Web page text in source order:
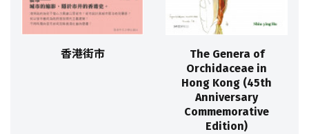
香港街市
The Genera of
Orchidaceae in
Hong Kong (45th
Anniversary
Commemorative
Edition)